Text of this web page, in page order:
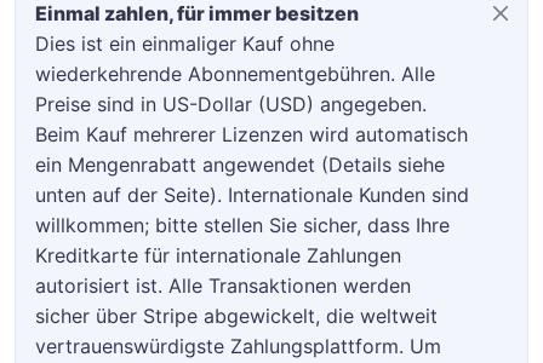
Einmal zahlen, für immer besitzen
Dies ist ein einmaliger Kauf ohne
wiederkehrende Abonnementgebühren. Alle
Preise sind in US-Dollar (USD) angegeben.
Beim Kauf mehrerer Lizenzen wird automatisch
ein Mengenrabatt angewendet (Details siehe
unten auf der Seite). Internationale Kunden sind
willkommen; bitte stellen Sie sicher, dass Ihre
Kreditkarte für internationale Zahlungen
autorisiert ist. Alle Transaktionen werden
sicher über Stripe abgewickelt, die weltweit
vertrauenswürdigste Zahlungsplattform. Um